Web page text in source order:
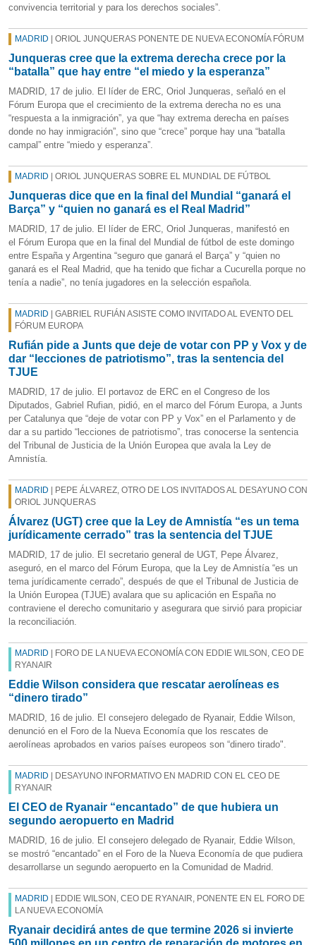
convivencia territorial y para los derechos sociales”.
MADRID | ORIOL JUNQUERAS PONENTE DE NUEVA ECONOMÍA FÓRUM
Junqueras cree que la extrema derecha crece por la
“batalla” que hay entre “el miedo y la esperanza”
MADRID, 17 de julio. El líder de ERC, Oriol Junqueras, señaló en el
Fórum Europa que el crecimiento de la extrema derecha no es una
“respuesta a la inmigración”, ya que “hay extrema derecha en países
donde no hay inmigración”, sino que “crece” porque hay una “batalla
campal” entre “miedo y esperanza”.
MADRID | ORIOL JUNQUERAS SOBRE EL MUNDIAL DE FÚTBOL
Junqueras dice que en la final del Mundial “ganará el
Barça” y “quien no ganará es el Real Madrid”
MADRID, 17 de julio. El líder de ERC, Oriol Junqueras, manifestó en
el Fórum Europa que en la final del Mundial de fútbol de este domingo
entre España y Argentina “seguro que ganará el Barça” y “quien no
ganará es el Real Madrid, que ha tenido que fichar a Cucurella porque no
tenía a nadie”, no tenía jugadores en la selección española.
MADRID | GABRIEL RUFIÁN ASISTE COMO INVITADO AL EVENTO DEL
FÓRUM EUROPA
Rufián pide a Junts que deje de votar con PP y Vox y de
dar “lecciones de patriotismo”, tras la sentencia del
TJUE
MADRID, 17 de julio. El portavoz de ERC en el Congreso de los
Diputados, Gabriel Rufian, pidió, en el marco del Fórum Europa, a Junts
per Catalunya que “deje de votar con PP y Vox” en el Parlamento y de
dar a su partido “lecciones de patriotismo”, tras conocerse la sentencia
del Tribunal de Justicia de la Unión Europea que avala la Ley de
Amnistía.
MADRID | PEPE ÁLVAREZ, OTRO DE LOS INVITADOS AL DESAYUNO CON
ORIOL JUNQUERAS
Álvarez (UGT) cree que la Ley de Amnistía “es un tema
jurídicamente cerrado” tras la sentencia del TJUE
MADRID, 17 de julio. El secretario general de UGT, Pepe Álvarez,
aseguró, en el marco del Fórum Europa, que la Ley de Amnistía “es un
tema jurídicamente cerrado”, después de que el Tribunal de Justicia de
la Unión Europea (TJUE) avalara que su aplicación en España no
contraviene el derecho comunitario y asegurara que sirvió para propiciar
la reconciliación.
MADRID | FORO DE LA NUEVA ECONOMÍA CON EDDIE WILSON, CEO DE
RYANAIR
Eddie Wilson considera que rescatar aerolíneas es
“dinero tirado”
MADRID, 16 de julio. El consejero delegado de Ryanair, Eddie Wilson,
denunció en el Foro de la Nueva Economía que los rescates de
aerolíneas aprobados en varios países europeos son “dinero tirado".
MADRID | DESAYUNO INFORMATIVO EN MADRID CON EL CEO DE
RYANAIR
El CEO de Ryanair “encantado” de que hubiera un
segundo aeropuerto en Madrid
MADRID, 16 de julio. El consejero delegado de Ryanair, Eddie Wilson,
se mostró “encantado” en el Foro de la Nueva Economía de que pudiera
desarrollarse un segundo aeropuerto en la Comunidad de Madrid.
MADRID | EDDIE WILSON, CEO DE RYANAIR, PONENTE EN EL FORO DE
LA NUEVA ECONOMÍA
Ryanair decidirá antes de que termine 2026 si invierte